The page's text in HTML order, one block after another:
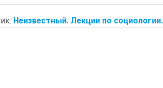
Неизвестный. Лекции по